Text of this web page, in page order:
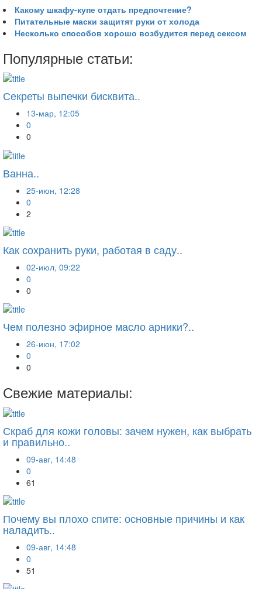
Какому шкафу-купе отдать предпочтение?
Питательные маски защитят руки от холода
Несколько способов хорошо возбудится перед сексом
Популярные статьи:
Секреты выпечки бисквита..
13-мар, 12:05
0
0
Ванна..
25-июн, 12:28
0
2
Как сохранить руки, работая в саду..
02-июл, 09:22
0
0
Чем полезно эфирное масло арники?..
26-июн, 17:02
0
0
Свежие материалы:
Скраб для кожи головы: зачем нужен, как выбрать
и правильно..
09-авг, 14:48
0
61
Почему вы плохо спите: основные причины и как
наладить..
09-авг, 14:48
0
51